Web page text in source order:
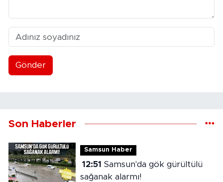
Gönder
Son Haberler
Samsun Haber
12:51
sağanak alarmı!